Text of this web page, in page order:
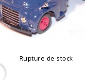
Rupture de stock